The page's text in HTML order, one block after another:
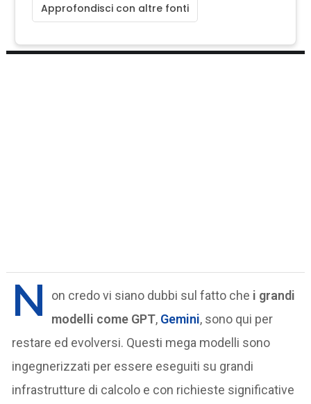
Approfondisci con altre fonti
N on credo vi siano dubbi sul fatto che i grandi
modelli come GPT, Gemini, sono qui per
restare ed evolversi. Questi mega modelli sono
ingegnerizzati per essere eseguiti su grandi
infrastrutture di calcolo e con richieste significative